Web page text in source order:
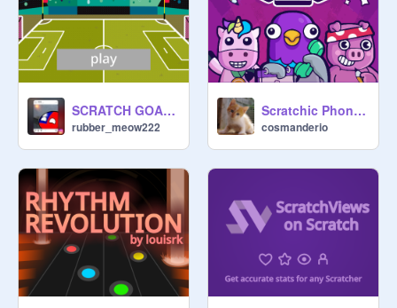
SCRATCH GOAL v.1.15
rubber_meow222
Scratchic Phone [Safe version]
cosmanderio